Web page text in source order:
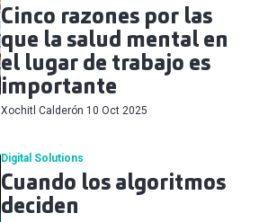
Cinco razones por las
que la salud mental en
el lugar de trabajo es
importante
Xochitl Calderón 10 Oct 2025
Digital Solutions
Cuando los algoritmos
deciden